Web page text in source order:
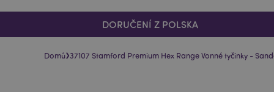
DORUČENÍ Z POLSKA
Domů›37107 Stamford Premium Hex Range Vonné tyčinky -